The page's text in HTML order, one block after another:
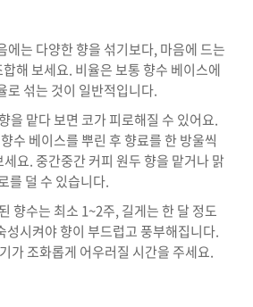
에는 다양한 향을 섞기보다, 마음에 드는
해 보세요. 비율은 보통 향수 베이스에
로 섞는 것이 일반적입니다.
을 맡다 보면 코가 피로해질 수 있어요.
향수 베이스를 뿌린 후 향료를 한 방울씩
요. 중간중간 커피 원두 향을 맡거나 맑
를 덜 수 있습니다.
향수는 최소 1~2주, 길게는 한 달 정도
성시켜야 향이 부드럽고 풍부해집니다.
조화롭게 어우러질 시간을 주세요.